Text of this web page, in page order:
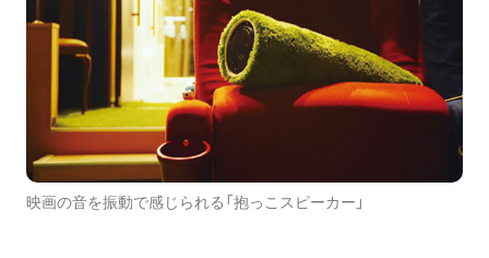
映画の音を振動で感じられる「抱っこスピーカー」